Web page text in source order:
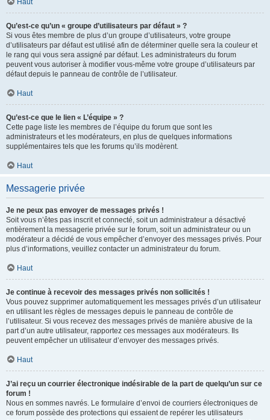
Haut
Qu’est-ce qu’un « groupe d’utilisateurs par défaut » ?
Si vous êtes membre de plus d’un groupe d’utilisateurs, votre groupe
d’utilisateurs par défaut est utilisé afin de déterminer quelle sera la couleur et
le rang qui vous sera assigné par défaut. Les administrateurs du forum
peuvent vous autoriser à modifier vous-même votre groupe d’utilisateurs par
défaut depuis le panneau de contrôle de l’utilisateur.
Haut
Qu’est-ce que le lien « L’équipe » ?
Cette page liste les membres de l’équipe du forum que sont les
administrateurs et les modérateurs, en plus de quelques informations
supplémentaires tels que les forums qu’ils modèrent.
Haut
Messagerie privée
Je ne peux pas envoyer de messages privés !
Soit vous n’êtes pas inscrit et connecté, soit un administrateur a désactivé
entièrement la messagerie privée sur le forum, soit un administrateur ou un
modérateur a décidé de vous empêcher d’envoyer des messages privés. Pour
plus d’informations, veuillez contacter un administrateur du forum.
Haut
Je continue à recevoir des messages privés non sollicités !
Vous pouvez supprimer automatiquement les messages privés d’un utilisateur
en utilisant les règles de messages depuis le panneau de contrôle de
l’utilisateur. Si vous recevez des messages privés de manière abusive de la
part d’un autre utilisateur, rapportez ces messages aux modérateurs. Ils
peuvent empêcher un utilisateur d’envoyer des messages privés.
Haut
J’ai reçu un courrier électronique indésirable de la part de quelqu’un sur ce
forum !
Nous en sommes navrés. Le formulaire d’envoi de courriers électroniques de
ce forum possède des protections qui essaient de repérer les utilisateurs